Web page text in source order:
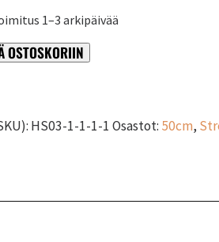
1–3 arkipäivää
OSTOSKORIIN
HS03-1-1-1-1 Osastot: 50cm,